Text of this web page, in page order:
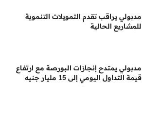
مدبولي يراقب تقدم التمويلات التنموية
للمشاريع الحالية
مدبولي يمتدح إنجازات البورصة مع ارتفاع
قيمة التداول اليومي إلى 15 مليار جنيه